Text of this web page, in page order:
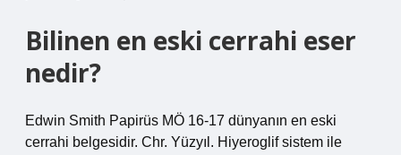
Bilinen en eski cerrahi eser
nedir?
Edwin Smith Papirüs MÖ 16-17 dünyanın en eski
cerrahi belgesidir. Chr. Yüzyıl. Hiyeroglif sistem ile